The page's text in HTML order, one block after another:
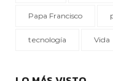
Papa Francisco
tecnología Vida